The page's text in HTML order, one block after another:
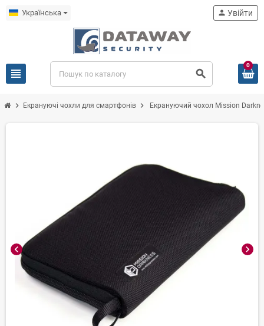
Українська
view_headline search
person Увійти
0
chevron_right Екрануючі чохли для смартфонів chevron_right Екрануючий чохол Mission
chevron_left chevron_right